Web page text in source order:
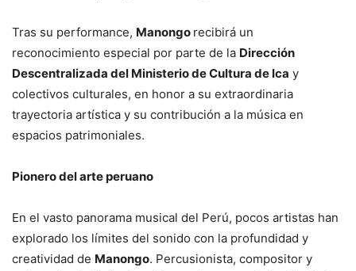
Tras su performance, Manongo recibirá un
reconocimiento especial por parte de la Dirección
Descentralizada del Ministerio de Cultura de Ica y
colectivos culturales, en honor a su extraordinaria
trayectoria artística y su contribución a la música en
espacios patrimoniales.
Pionero del arte peruano
En el vasto panorama musical del Perú, pocos artistas han
explorado los límites del sonido con la profundidad y
creatividad de Manongo. Percusionista, compositor y